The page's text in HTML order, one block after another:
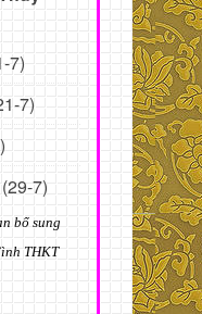
7)
7)
7)
bổ sung
THKT